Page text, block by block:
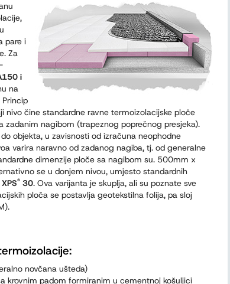
pare i
Za
i
na
nivo čine standardne ravne termoizolacijske ploče
zadanim nagibom (trapeznog poprečnog presjeka).
objekta, u zavisnosti od izračuna neophodne
varira naravno od zadanog nagiba, tj. od generalne
dimenzije ploče sa nagibom su. 500mm x
se u donjem nivou, umjesto standardnih
® 30. Ova varijanta je skuplja, ali su poznate sve
ploča se postavlja geotekstilna folija, pa sloj
novčana ušteda)
krovnim padom formiranim u cementnoj košuljici